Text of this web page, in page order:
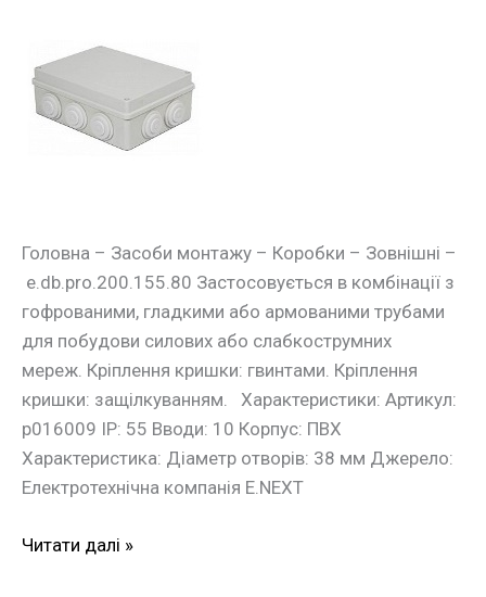
Головна – Засоби монтажу – Коробки – Зовнішні –
e.db.pro.200.155.80 Застосовується в комбінації з
гофрованими, гладкими або армованими трубами
для побудови силових або слабкострумних
мереж. Кріплення кришки: гвинтами. Кріплення
кришки: защілкуванням. Характеристики: Артикул:
p016009 IP: 55 Вводи: 10 Корпус: ПВХ
Характеристика: Діаметр отворів: 38 мм Джерело:
Електротехнічна компанія E.NEXT
коробка
e.db.pro.200.155.80
Читати далі »